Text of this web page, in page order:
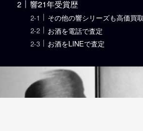
響21年受賞歴
その他の響シリーズも高価買
お酒を電話で査定
お酒をLINEで査定